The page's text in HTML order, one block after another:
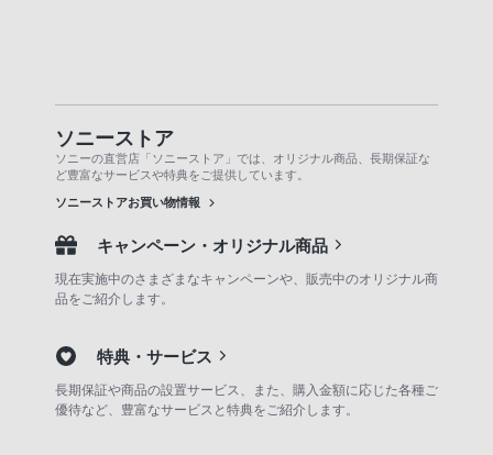
ソニーストア
ソニーの直営店「ソニーストア」では、オリジナル商品、長期保証な
ど豊富なサービスや特典をご提供しています。
ソニーストアお買い物情報
キャンペーン・オリジナル商品
現在実施中のさまざまなキャンペーンや、販売中のオリジナル商
品をご紹介します。
特典・サービス
長期保証や商品の設置サービス、また、購入金額に応じた各種ご
優待など、豊富なサービスと特典をご紹介します。